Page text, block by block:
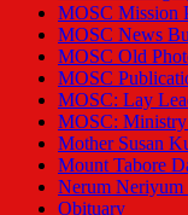
MOSC Mission
MOSC News
MOSC Old
MOSC
MOSC: Lay
MOSC:
Mother Susan
Mount Tabore
Nerum Neriyum
Obituary